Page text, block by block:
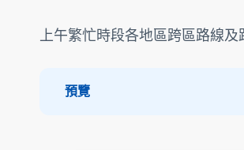
上午繁忙時段各地區跨區路線
預覽